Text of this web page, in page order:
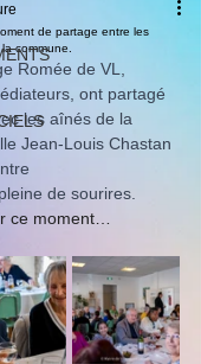
de partage entre les
commune.
Romée de VL,
ont partagé
les aînés de la
Jean-Louis Chastan
de sourires.
ce moment…